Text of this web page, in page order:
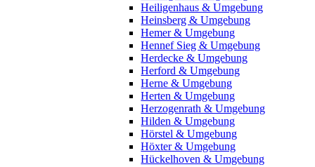
Heiligenhaus & Umgebung
Heinsberg & Umgebung
Hemer & Umgebung
Hennef Sieg & Umgebung
Herdecke & Umgebung
Herford & Umgebung
Herne & Umgebung
Herten & Umgebung
Herzogenrath & Umgebung
Hilden & Umgebung
Hörstel & Umgebung
Höxter & Umgebung
Hückelhoven & Umgebung